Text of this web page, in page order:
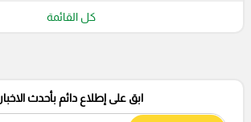
كل القائمة
ابق على إطلاع دائم بأحدث الاخبار